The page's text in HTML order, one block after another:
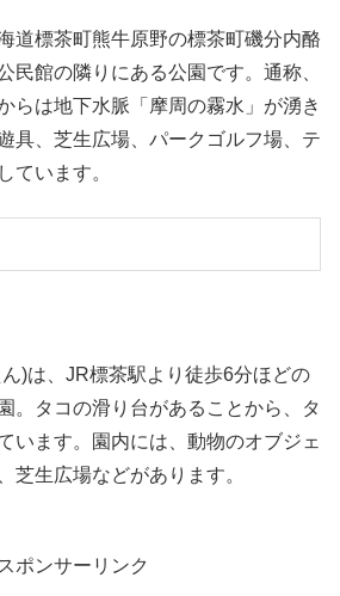
道標茶町熊牛原野の標茶町磯分内酪
民館の隣りにある公園です。通称、
らは地下水脈「摩周の霧水」が湧き
具、芝生広場、パークゴルフ場、テ
ています。
)は、JR標茶駅より徒歩6分ほどの
。タコの滑り台があることから、タ
います。園内には、動物のオブジェ
芝生広場などがあります。
スポンサーリンク